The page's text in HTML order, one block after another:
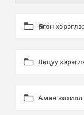
Өргөн
Явцуу
Аман зохиол